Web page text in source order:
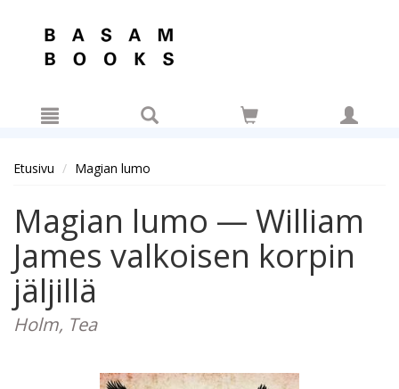
Etusivu Magian lumo
Magian lumo — William
James valkoisen korpin
jäljillä
Holm, Tea